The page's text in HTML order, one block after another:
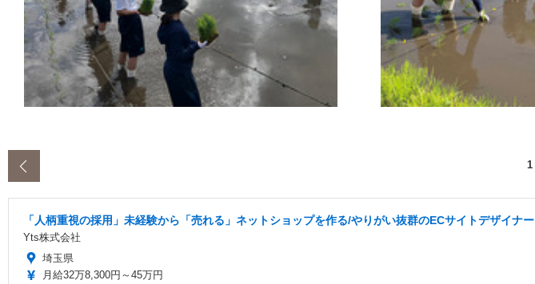
1
「人柄重視の採用」未経験から「売れる」ネットショップを作る/やりがい抜群のECサイトデザイナー
Yts株式会社
埼玉県
月給32万8,300円～45万円